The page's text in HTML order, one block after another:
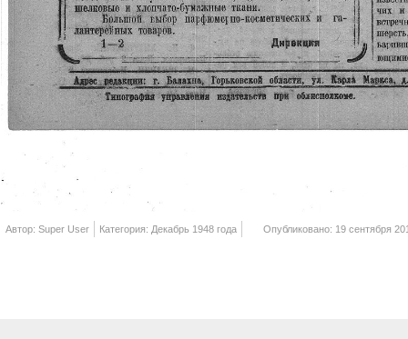
Автор: Super User Категория: Декабрь 1948 года Опубликовано: 19 сентября